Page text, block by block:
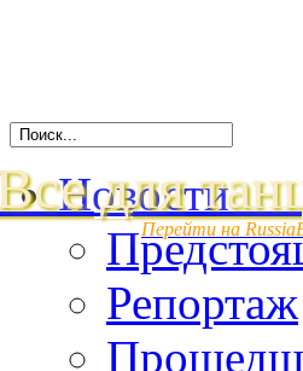
для
Перейти на
Новости
Репортаж